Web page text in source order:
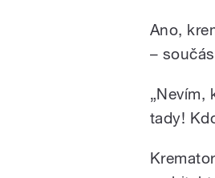
Ano,
–
„Nevím,
tady!